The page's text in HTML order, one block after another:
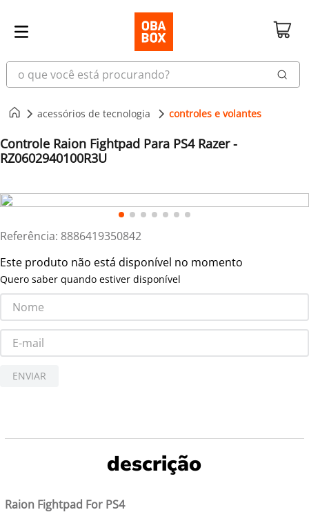
o que você está procurando?
acessórios de tecnologia controles e volantes
Controle Raion Fightpad Para PS4 Razer -
RZ0602940100R3U
Referência: 8886419350842
Este produto não está disponível no momento
Quero saber quando estiver disponível
ENVIAR
Raion Fightpad For PS4